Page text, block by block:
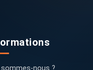
sommes-nous ?